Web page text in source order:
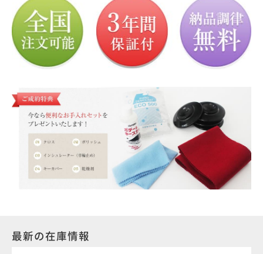
最新の在庫情報